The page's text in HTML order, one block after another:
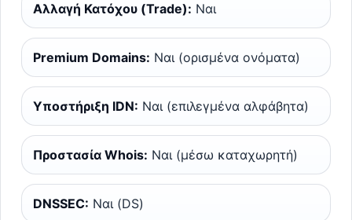
Αλλαγή Κατόχου (Trade): Ναι
Premium Domains: Ναι (ορισμένα ονόματα)
Υποστήριξη IDN: Ναι (επιλεγμένα αλφάβητα)
Προστασία Whois: Ναι (μέσω καταχωρητή)
DNSSEC: Ναι (DS)